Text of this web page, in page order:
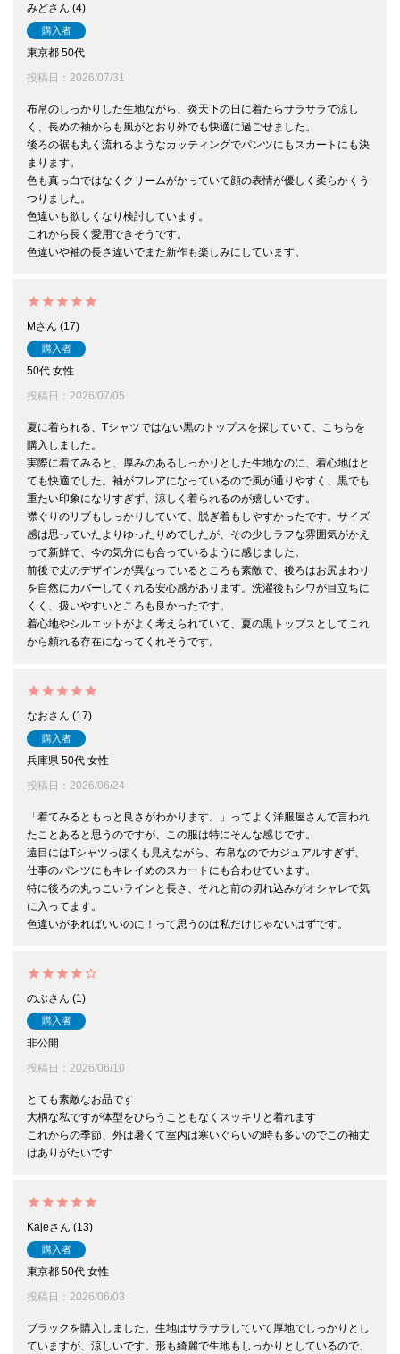
みど 4
購入者
東京都 50代
投稿日
2026/07/31
布帛のしっかりした生地ながら、炎天下の日に着たらサラサラで涼し
く、長めの袖からも風がとおり外でも快適に過ごせました。
後ろの裾も丸く流れるようなカッティングでパンツにもスカートにも決
まります。
色も真っ白ではなくクリームがかっていて顔の表情が優しく柔らかくう
つりました。
色違いも欲しくなり検討しています。
これから長く愛用できそうです。
色違いや袖の長さ違いでまた新作も楽しみにしています。
M 17
購入者
50代 女性
投稿日
2026/07/05
夏に着られる、Tシャツではない黒のトップスを探していて、こちらを
購入しました。
実際に着てみると、厚みのあるしっかりとした生地なのに、着心地はと
ても快適でした。袖がフレアになっているので風が通りやすく、黒でも
重たい印象になりすぎず、涼しく着られるのが嬉しいです。
襟ぐりのリブもしっかりしていて、脱ぎ着もしやすかったです。サイズ
感は思っていたよりゆったりめでしたが、その少しラフな雰囲気がかえ
って新鮮で、今の気分にも合っているように感じました。
前後で丈のデザインが異なっているところも素敵で、後ろはお尻まわり
を自然にカバーしてくれる安心感があります。洗濯後もシワが目立ちに
くく、扱いやすいところも良かったです。
着心地やシルエットがよく考えられていて、夏の黒トップスとしてこれ
なお 17
購入者
兵庫県 50代 女性
投稿日
2026/06/24
「着てみるともっと良さがわかります。」ってよく洋服屋さんで言われ
たことあると思うのですが、この服は特にそんな感じです。
遠目にはTシャツっぽくも見えながら、布帛なのでカジュアルすぎず、
仕事のパンツにもキレイめのスカートにも合わせています。
特に後ろの丸っこいラインと長さ、それと前の切れ込みがオシャレで気
に入ってます。
のぶ 1
購入者
非公開
投稿日
2026/06/10
とても素敵なお品です
大柄な私ですが体型をひらうこともなくスッキリと着れます
これからの季節、外は暑くて室内は寒いぐらいの時も多いのでこの袖丈
はありがたいです
Kaje 13
購入者
東京都 50代 女性
投稿日
2026/06/03
ブラックを購入しました。生地はサラサラしていて厚地でしっかりとし
ていますが、涼しいです。形も綺麗で生地もしっかりとしているので、